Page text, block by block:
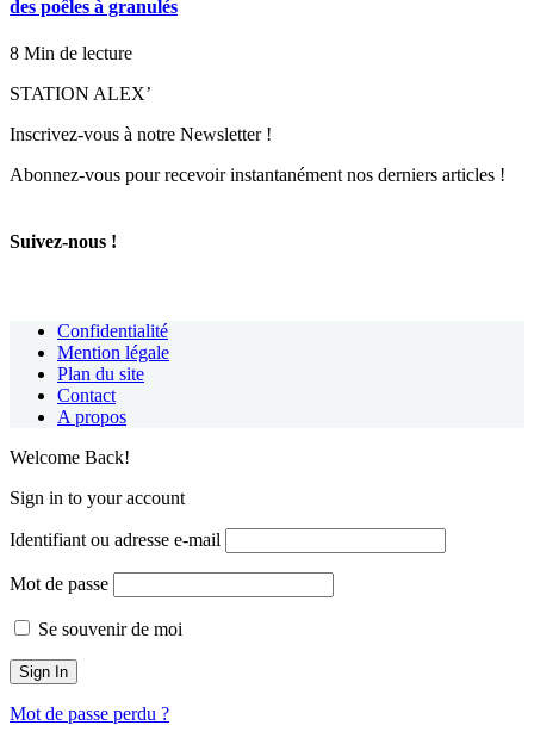
des poêles à granulés
8 Min de lecture
STATION ALEX’
Inscrivez-vous à notre Newsletter !
Abonnez-vous pour recevoir instantanément nos derniers articles !
Suivez-nous !
Confidentialité
Mention légale
Plan du site
Contact
A propos
Welcome Back!
Sign in to your account
Identifiant ou adresse e-mail
Mot de passe
Se souvenir de moi
Mot de passe perdu ?